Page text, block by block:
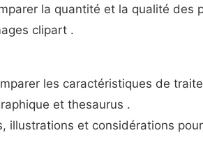
la quantité et la qualité des
clipart .
les caractéristiques de
et thesaurus .
illustrations et considérations